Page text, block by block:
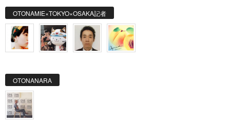
OTONAMIE×TOKYO×OSAKA記者
OTONANARA